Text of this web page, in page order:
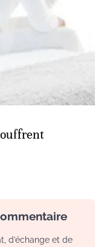
d’échange et de